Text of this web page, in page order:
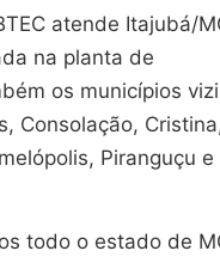
atende Itajubá/
na planta de
os municípios
Consolação,
Piranguçu
todo o estado de